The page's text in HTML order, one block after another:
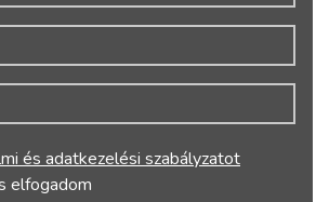
és adatkezelési szabályzatot
elfogadom